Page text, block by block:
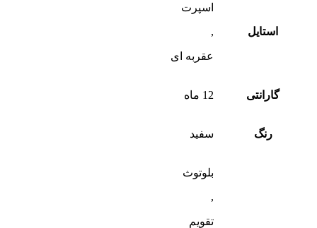
استایل
اسپرت
,
عقربه ای
گارانتی 12 ماه
رنگ سفید
بلوتوث
,
تقویم